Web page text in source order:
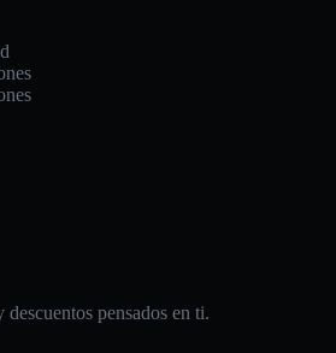
pensados en ti.